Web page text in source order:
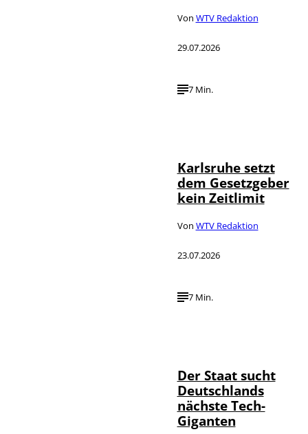
Von WTV Redaktion
29.07.2026
7 Min.
Karlsruhe setzt
dem Gesetzgeber
kein Zeitlimit
Von WTV Redaktion
23.07.2026
7 Min.
Der Staat sucht
Deutschlands
nächste Tech-
Giganten